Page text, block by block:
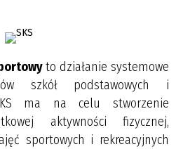
to działanie systemowe
szkół podstawowych i
ma na celu stworzenie
aktywności fizycznej,
sportowych i rekreacyjnych